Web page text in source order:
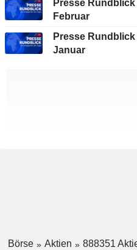
Presse Rundblick
Februar
Presse
Januar
Börse Aktien
888351